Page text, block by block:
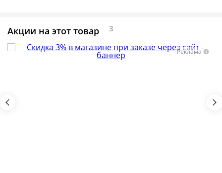
Акции на этот товар 3
Реклама